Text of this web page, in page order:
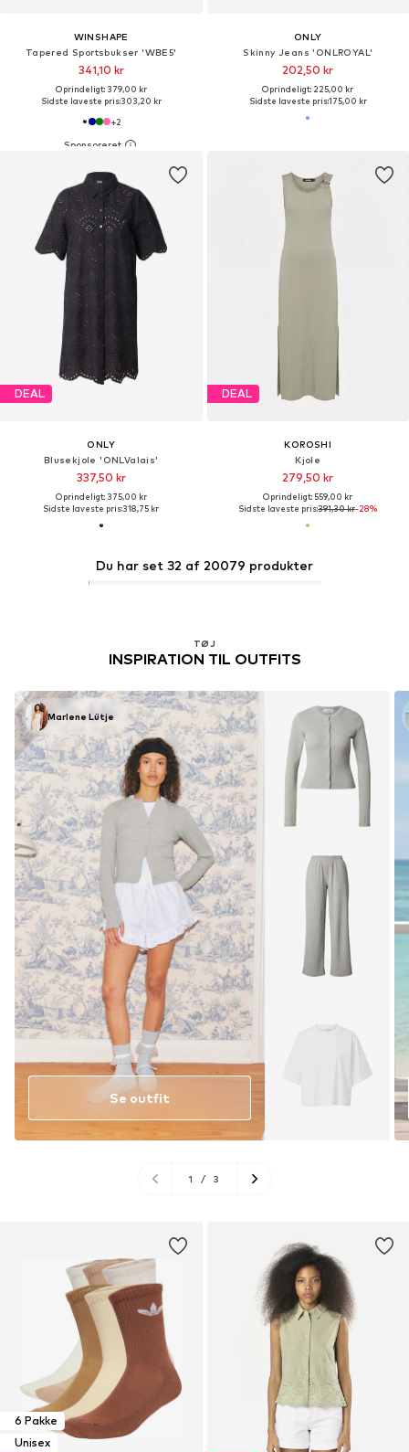
WINSHAPE
Tapered Sportsbukser 'WBE5'
341,10 kr
Oprindeligt: 379,00 kr
Sidste laveste pris:303,20 kr
+2
ONLY
Skinny Jeans 'ONLROYAL'
202,50 kr
Oprindeligt: 225,00 kr
Sidste laveste pris:175,00 kr
DEAL
ONLY
Blusekjole 'ONLValais'
337,50 kr
Oprindeligt: 375,00 kr
Sidste laveste pris:318,75 kr
DEAL
KOROSHI
Kjole
279,50 kr
Oprindeligt: 559,00 kr
Sidste laveste pris:391,30 kr-28%
6 Pakke
Unisex
Du har set 32 af 20079 produkter
TØJ
INSPIRATION TIL OUTFITS
Marlene Lütje
Se outfit
1 / 3